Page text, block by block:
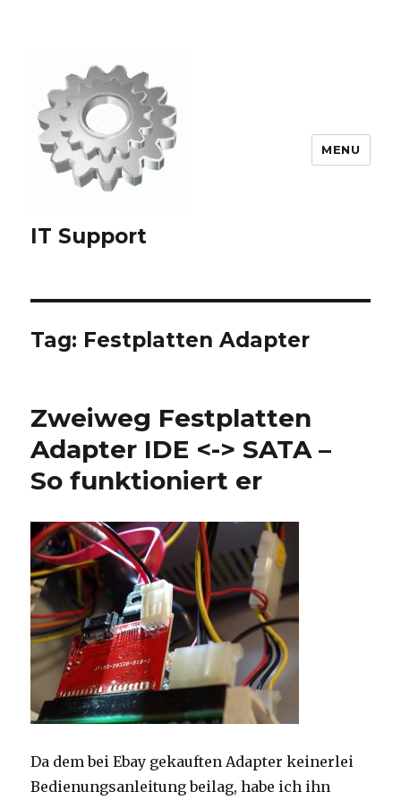
IT Support
MENU
Tag: Festplatten Adapter
Zweiweg Festplatten
Adapter IDE <-> SATA –
So funktioniert er
Da dem bei Ebay gekauften Adapter keinerlei
Bedienungsanleitung beilag, habe ich ihn